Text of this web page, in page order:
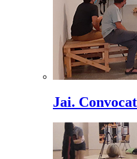
Jai.